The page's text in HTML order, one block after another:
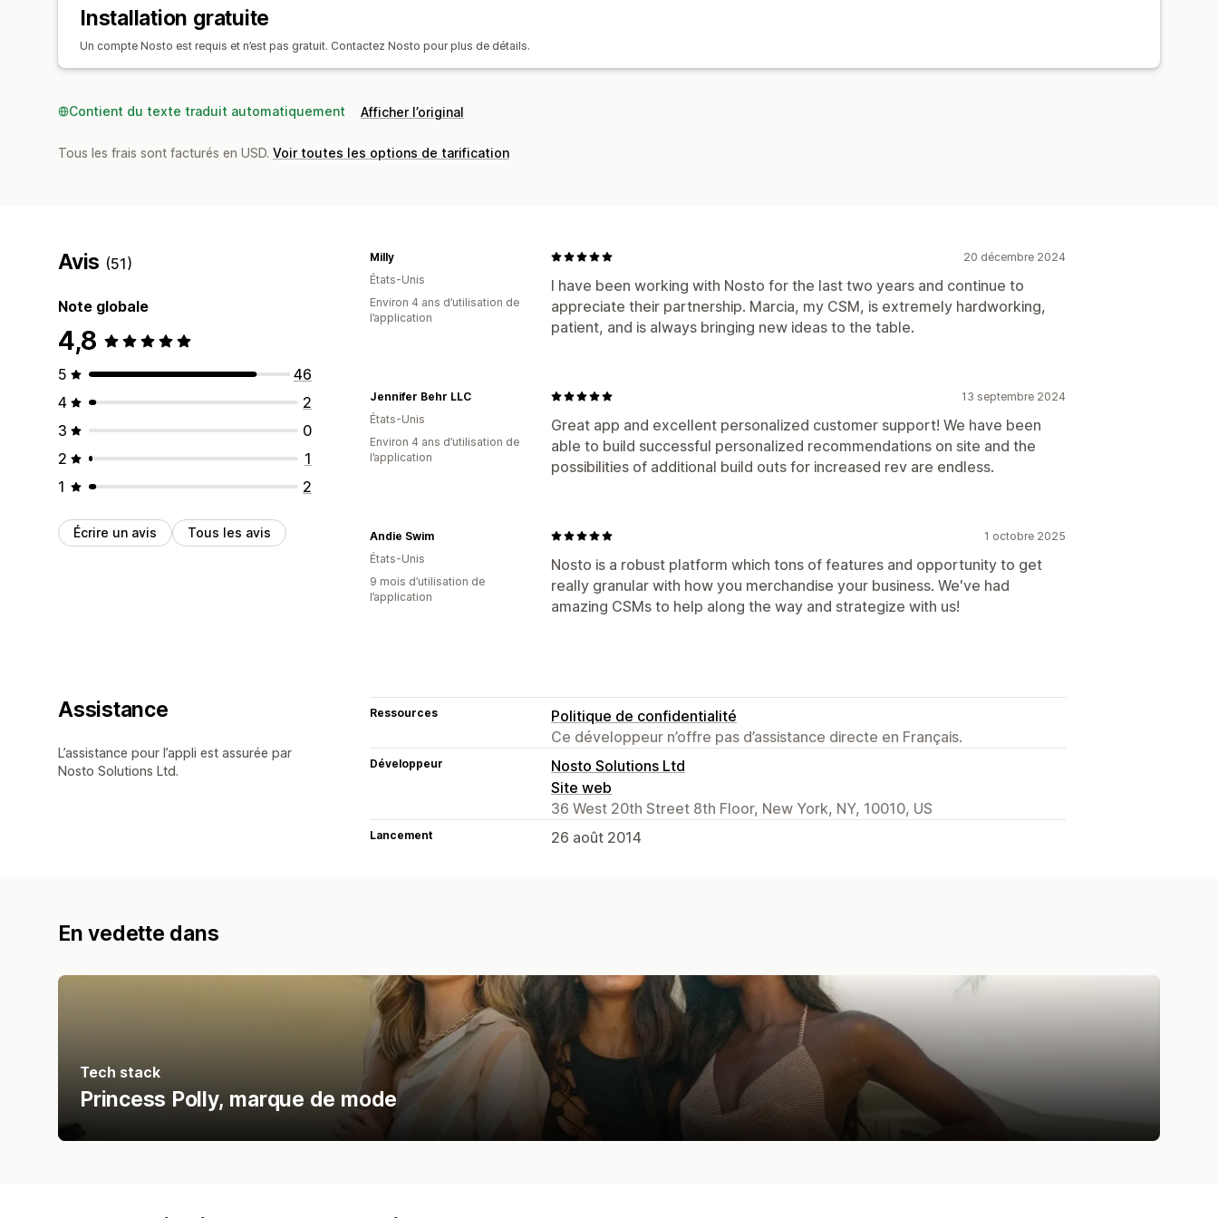
Analyses de données en temps réel Informations sur les comportements
Analyses de données
Installation gratuite
Un compte Nosto est requis et n’est pas gratuit. Contactez Nosto pour plus de détails.
Contient du texte traduit automatiquement Afficher l’original
Tous les frais sont facturés en USD. Voir toutes les options de tarification
Avis (51)
Note globale
4,8
5
46
4
2
3
0
2
1
1
2
Écrire un avis Tous les avis
20 décembre 2024
I have been working with Nosto for the last two years and continue to
appreciate their partnership. Marcia, my CSM, is extremely hardworking,
patient, and is always bringing new ideas to the table.
Milly
États-Unis
Environ 4 ans d’utilisation de
l’application
13 septembre 2024
Great app and excellent personalized customer support! We have been
able to build successful personalized recommendations on site and the
possibilities of additional build outs for increased rev are endless.
Jennifer Behr LLC
États-Unis
Environ 4 ans d’utilisation de
l’application
1 octobre 2025
Nosto is a robust platform which tons of features and opportunity to get
really granular with how you merchandise your business. We've had
amazing CSMs to help along the way and strategize with us!
Andie Swim
États-Unis
9 mois d’utilisation de
l’application
Assistance
L’assistance pour l’appli est assurée par
Nosto Solutions Ltd.
Ressources
Politique de confidentialité
Ce développeur n’offre pas d’assistance directe en Français.
Développeur
Nosto Solutions Ltd
Site web
36 West 20th Street 8th Floor, New York, NY, 10010, US
Lancement 26 août 2014
En vedette dans
Tech stack
Princess Polly, marque de mode